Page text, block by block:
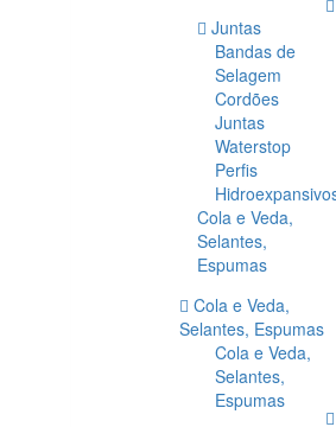
Juntas
Bandas de
Selagem
Cordões
Juntas
Waterstop
Perfis
Cola e Veda,
Selantes,
Espumas
Cola e Veda,
Selantes, Espumas
Cola e Veda,
Selantes,
Espumas